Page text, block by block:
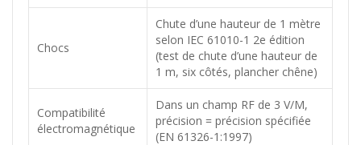
Chocs
Chute d’une hauteur de 1 mètre
selon IEC 61010-1 2e édition
(test de chute d’une hauteur de
1 m, six côtés, plancher chêne)
Compatibilité
électromagnétique
Dans un champ RF de 3 V/M,
précision = précision spécifiée
(EN 61326-1:1997)